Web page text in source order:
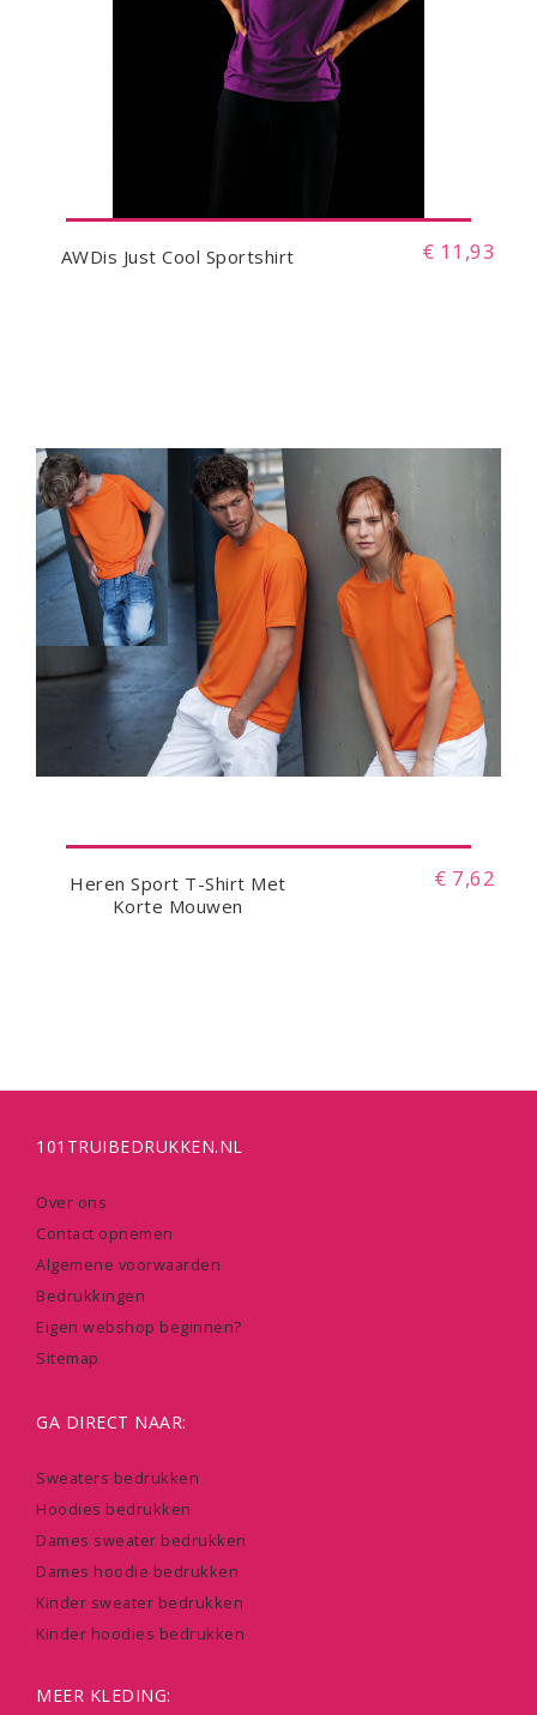
AWDis Just Cool Sportshirt € 11,93
Heren Sport T-Shirt Met
Korte Mouwen
€ 7,62
101TRUIBEDRUKKEN.NL
Over ons
Contact opnemen
Algemene voorwaarden
Bedrukkingen
Eigen webshop beginnen?
Sitemap
GA DIRECT NAAR:
Sweaters bedrukken
Hoodies bedrukken
Dames sweater bedrukken
Dames hoodie bedrukken
Kinder sweater bedrukken
Kinder hoodies bedrukken
MEER KLEDING: